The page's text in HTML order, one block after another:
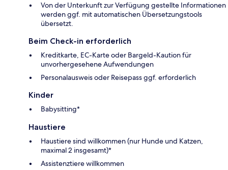
Von der Unterkunft zur Verfügung gestellte Informationen
werden ggf. mit automatischen Übersetzungstools
übersetzt.
Beim Check-in erforderlich
Kreditkarte, EC-Karte oder Bargeld-Kaution für
unvorhergesehene Aufwendungen
Personalausweis oder Reisepass ggf. erforderlich
Kinder
Babysitting*
Haustiere
Haustiere sind willkommen (nur Hunde und Katzen,
maximal 2 insgesamt)*
Assistenztiere willkommen